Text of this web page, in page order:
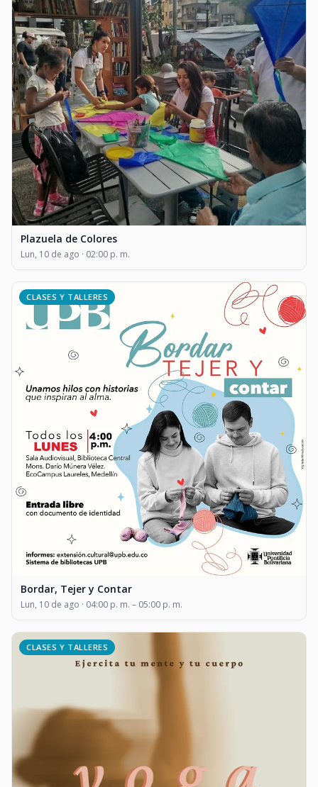
Plazuela de Colores
Lun, 10 de ago · 02:00 p. m.
CLASES Y TALLERES
Bordar, Tejer y Contar
Lun, 10 de ago · 04:00 p. m. – 05:00 p. m.
CLASES Y TALLERES